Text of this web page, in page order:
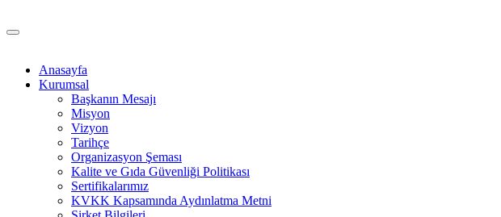
Anasayfa
Kurumsal
Başkanın Mesajı
Misyon
Vizyon
Tarihçe
Organizasyon Şeması
Kalite ve Gıda Güvenliği Politikası
Sertifikalarımız
KVKK Kapsamında Aydınlatma Metni